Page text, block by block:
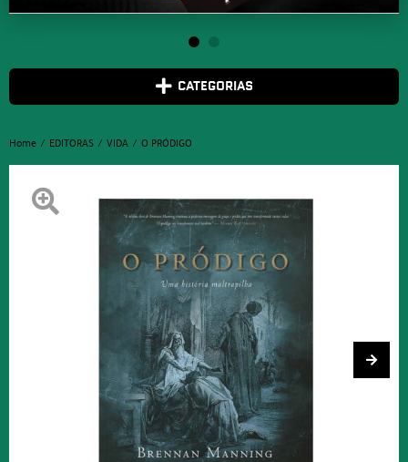
CATEGORIAS
Home EDITORAS VIDA O PRÓDIGO